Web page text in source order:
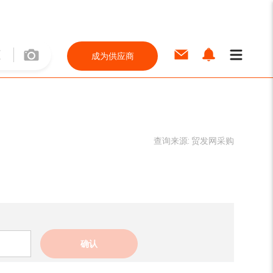
成为供应商
查询来源: 贸发网采购
确认